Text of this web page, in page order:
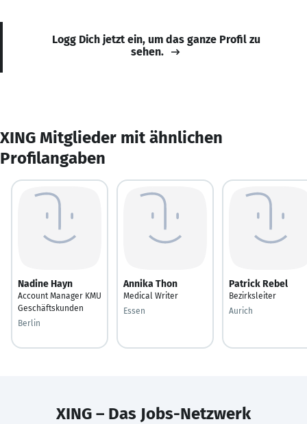
Logg Dich jetzt ein, um das ganze Profil zu
sehen.
XING Mitglieder mit ähnlichen
Profilangaben
Nadine Hayn
Account Manager KMU
Geschäftskunden
Berlin
Annika Thon
Medical Writer
Essen
Patrick Rebel
Bezirksleiter
Aurich
XING – Das Jobs-Netzwerk